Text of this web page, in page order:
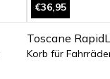
€36,95
Toscane
Korb für